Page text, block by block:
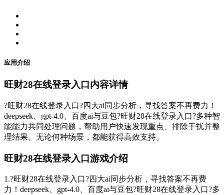
应用介绍
旺财28在线登录入口内容详情
?旺财28在线登录入口?四大ai同步分析，寻找答案不再费力！
deepseek、gpt-4.0、百度ai与豆包?旺财28在线登录入口?多种智
能能力共同处理问题，帮助用户快速发现重点、排除干扰并整
理结果。无论何种场景，都能获得高效支持。
旺财28在线登录入口游戏介绍
1.?旺财28在线登录入口?四大ai同步分析，寻找答案不再费
力！deepseek、gpt-4.0、百度ai与豆包?旺财28在线登录入口?多